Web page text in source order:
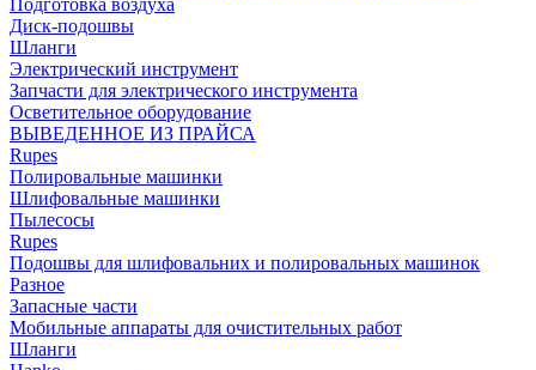
Подготовка воздуха
Диск-подошвы
Шланги
Электрический инструмент
Запчасти для электрического инструмента
Осветительное оборудование
ВЫВЕДЕННОЕ ИЗ ПРАЙСА
Rupes
Полировальные машинки
Шлифовальные машинки
Пылесосы
Rupes
Подошвы для шлифовальних и полировальных машинок
Разное
Запасные части
Мобильные аппараты для очистительных работ
Шланги